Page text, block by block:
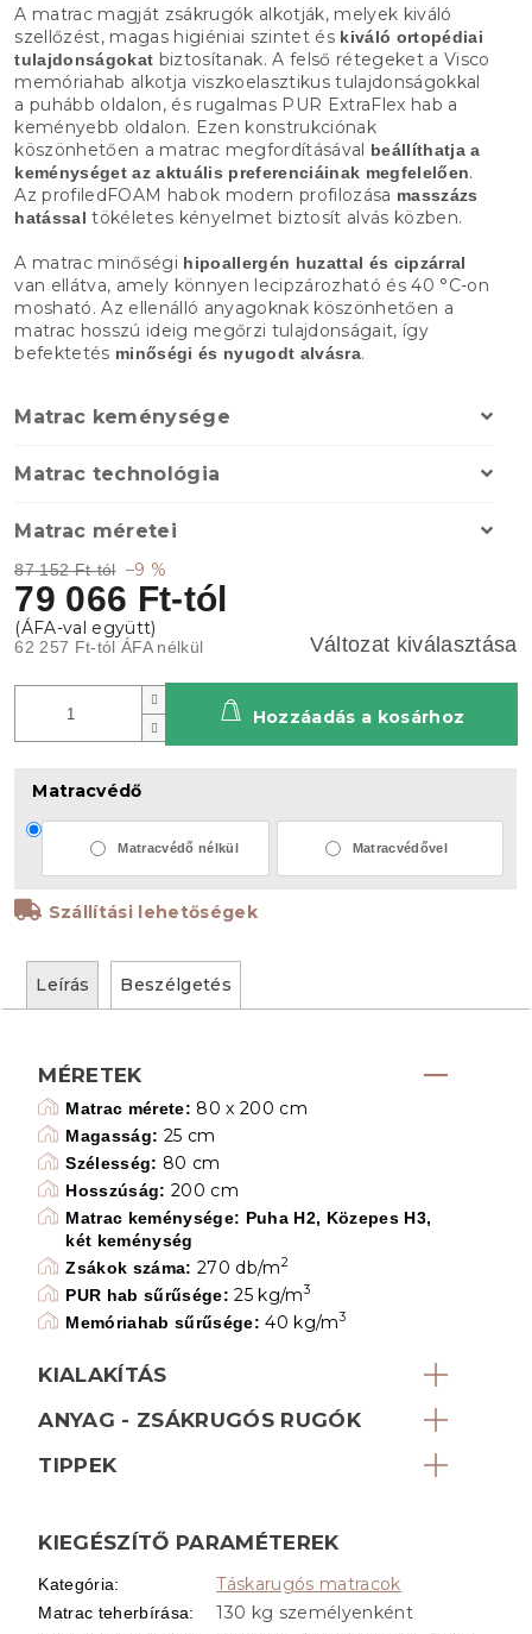
87 152 Ft-tól –9 %
79 066 Ft-tól
62 257 Ft-tól ÁFA nélkül Változat kiválasztása
Matracvédő
Matracvédő nélkül Matracvédővel
Szállítási lehetőségek
Hozzáadás a kosárhoz
A matrac magját zsákrugók alkotják, melyek kiváló
szellőzést, magas higiéniai szintet és kiváló ortopédiai
tulajdonságokat biztosítanak. A felső rétegeket a Visco
memóriahab alkotja viszkoelasztikus tulajdonságokkal
a puhább oldalon, és rugalmas PUR ExtraFlex hab a
keményebb oldalon. Ezen konstrukciónak
köszönhetően a matrac megfordításával beállíthatja a
keménységet az aktuális preferenciáinak megfelelően.
Az profiledFOAM habok modern profilozása masszázs
hatással tökéletes kényelmet biztosít alvás közben.
A matrac minőségi hipoallergén huzattal és cipzárral
van ellátva, amely könnyen lecipzározható és 40 °C-on
mosható. Az ellenálló anyagoknak köszönhetően a
matrac hosszú ideig megőrzi tulajdonságait, így
befektetés minőségi és nyugodt alvásra.
Matrac keménysége
Matrac technológia
Matrac méretei
Leírás Beszélgetés
MÉRETEK
Matrac mérete: 80 x 200 cm
Magasság: 25 cm
Szélesség: 80 cm
Hosszúság: 200 cm
Matrac keménysége: Puha H2, Közepes H3,
két keménység
Zsákok száma: 270 db/m2
PUR hab sűrűsége: 25 kg/m3
Memóriahab sűrűsége: 40 kg/m3
KIALAKÍTÁS
ANYAG - ZSÁKRUGÓS RUGÓK
TIPPEK
KIEGÉSZÍTŐ PARAMÉTEREK
Kategória: Táskarugós matracok
Matrac teherbírása: 130 kg személyenként